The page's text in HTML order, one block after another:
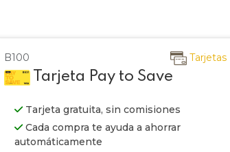
B100 Tarjetas
Tarjeta Pay to Save
Tarjeta gratuita, sin comisiones
Cada compra te ayuda a ahorrar
automáticamente